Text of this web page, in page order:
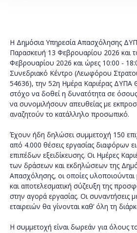
Η Δημόσια Υπηρεσία Απασχόλησης
Παρασκευή 13 Φεβρουαρίου 2026 και
Φεβρουαρίου 2026 και ώρες 10:00 -
Συνεδριακό Κέντρο (Λεωφόρου
54636), την 52η Ημέρα Καριέρας ΔΥΠΑ
στόχο να δοθεί η δυνατότητα σε
να συνομιλήσουν απευθείας με
αναζητούν το κατάλληλο προσωπικό.
Έχουν ήδη δηλώσει συμμετοχή 150
από 4.000 θέσεις εργασίας διαφόρων
επιπέδων εξειδίκευσης. Οι Ημέρες
των δράσεων και εκδηλώσεων της
Απασχόλησης, οι οποίες
και αποτελεσματική σύζευξη της
στην αγορά εργασίας. Οι συναντήσεις
εταιρειών θα γίνονται καθ’ όλη τη
Η συμμετοχή είναι δωρεάν για όλους